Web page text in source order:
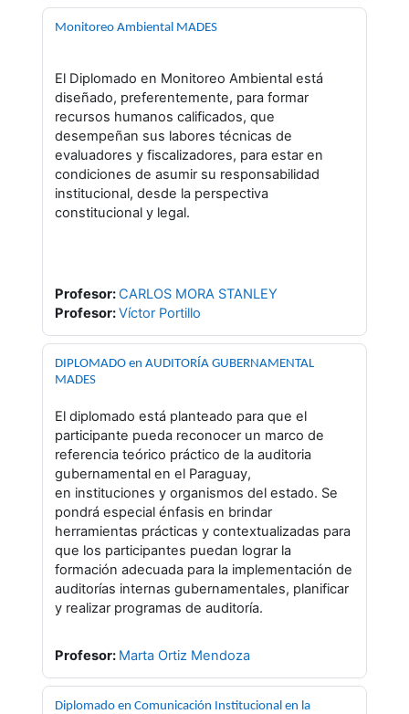
Monitoreo Ambiental MADES
El Diplomado en Monitoreo Ambiental está
diseñado, preferentemente, para formar
recursos humanos calificados, que
desempeñan sus labores técnicas de
evaluadores y fiscalizadores, para estar en
condiciones de asumir su responsabilidad
institucional, desde la perspectiva
constitucional y legal.
Profesor:CARLOS MORA STANLEY
Profesor:Víctor Portillo
DIPLOMADO en AUDITORÍA GUBERNAMENTAL
MADES
El diplomado está planteado para que el
participante pueda reconocer un marco de
referencia teórico práctico de la auditoria
gubernamental en el Paraguay,
en instituciones y organismos del estado. Se
pondrá especial énfasis en brindar
herramientas prácticas y contextualizadas para
que los participantes puedan lograr la
formación adecuada para la implementación de
auditorías internas gubernamentales, planificar
y realizar programas de auditoría.
Profesor: Marta Ortiz Mendoza
Diplomado en Comunicación Institucional en la